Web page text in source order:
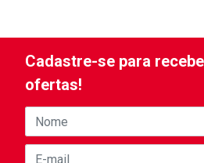
Cadastre-se para
ofertas!